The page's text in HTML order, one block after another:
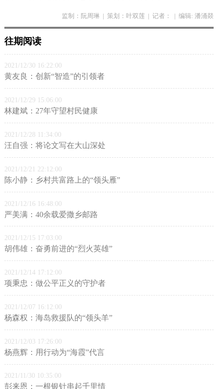
监制：阮周琳 | 策划：叶双莲 | 记者： | 编辑: 潘涌燚
往期阅读
2021/12/30 16:22:00
黄友良：创新“智造”的引领者
2021/12/29 15:06:00
林建斌：27年守望村民健康
2021/12/28 11:34:00
汪自强：将论文写在大山深处
2021/12/21 22:12:00
陈小静：乡村共富路上的“领头雁”
2021/12/16 16:48:00
严美满：40余载爱撒乡邮路
2021/12/15 17:03:00
胡伟雄：奋勇前进的“烈火英雄”
2021/12/14 17:12:00
项秉忠：做公平正义的守护者
2021/12/07 16:12:00
杨森权：海岛救援队的“领头羊”
2021/12/03 17:26:00
杨燕辉：用行动为“海霞”代言
2021/11/30 10:35:00
彭来恩：一根银针串起千里情